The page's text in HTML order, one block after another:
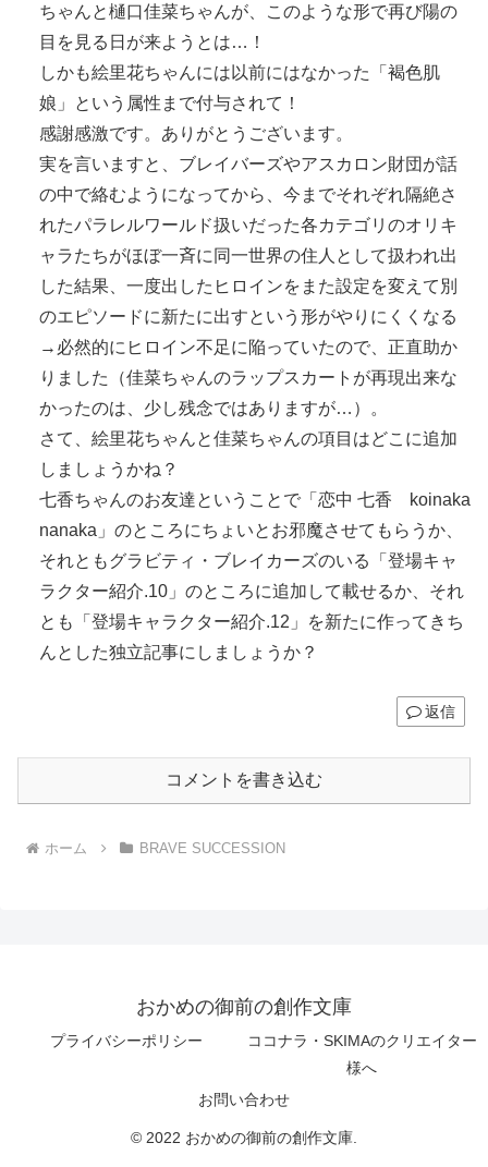
ちゃんと樋口佳菜ちゃんが、このような形で再び陽の
目を見る日が来ようとは…！
しかも絵里花ちゃんには以前にはなかった「褐色肌
娘」という属性まで付与されて！
感謝感激です。ありがとうございます。
実を言いますと、ブレイバーズやアスカロン財団が話
の中で絡むようになってから、今までそれぞれ隔絶さ
れたパラレルワールド扱いだった各カテゴリのオリキ
ャラたちがほぼ一斉に同一世界の住人として扱われ出
した結果、一度出したヒロインをまた設定を変えて別
のエピソードに新たに出すという形がやりにくくなる
→必然的にヒロイン不足に陥っていたので、正直助か
りました（佳菜ちゃんのラップスカートが再現出来な
かったのは、少し残念ではありますが…）。
さて、絵里花ちゃんと佳菜ちゃんの項目はどこに追加
しましょうかね？
七香ちゃんのお友達ということで「恋中 七香 koinaka
nanaka」のところにちょいとお邪魔させてもらうか、
それともグラビティ・ブレイカーズのいる「登場キャ
ラクター紹介.10」のところに追加して載せるか、それ
とも「登場キャラクター紹介.12」を新たに作ってきち
んとした独立記事にしましょうか？
返信
コメントを書き込む
ホーム BRAVE SUCCESSION
おかめの御前の創作文庫
プライバシーポリシー
ココナラ・SKIMAのクリエイター
様へ
お問い合わせ
© 2022 おかめの御前の創作文庫.